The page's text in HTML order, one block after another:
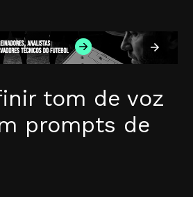
tom de voz
prompts de